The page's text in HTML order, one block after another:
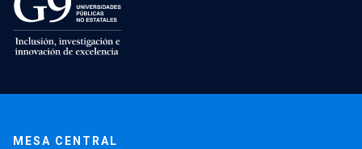
MESA CENTRAL